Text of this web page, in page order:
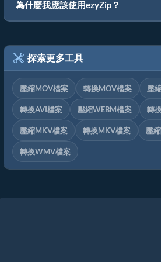
為什麼我應該使用ezyZip？
探索更多工具
壓縮MOV檔案 轉換MOV檔案 壓
轉換AVI檔案 壓縮WEBM檔案 轉
壓縮MKV檔案 轉換MKV檔案 壓
轉換WMV檔案